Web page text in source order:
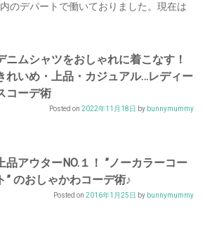
のデパートで働いておりました。現在は
ニムシャツをおしゃれに着こなす！
れいめ・上品・カジュアル…レディー
コーデ術
Posted on 2022年11月18日 by bunnymummy
品アウターNO.１！ ”ノーカラーコー
ト” のおしゃかわコーデ術♪
Posted on 2016年1月25日 by bunnymummy